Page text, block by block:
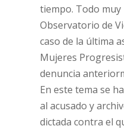
tiempo. Todo muy
Observatorio de
caso de la última
Mujeres
denuncia
En este tema se
al acusado y
dictada contra el